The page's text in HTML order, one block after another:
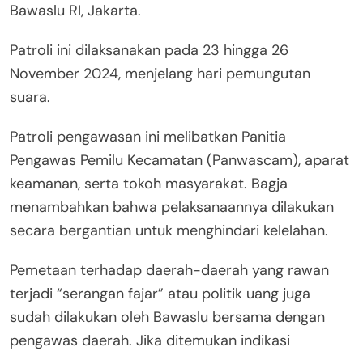
Bawaslu RI, Jakarta.
Patroli ini dilaksanakan pada 23 hingga 26
November 2024, menjelang hari pemungutan
suara.
Patroli pengawasan ini melibatkan Panitia
Pengawas Pemilu Kecamatan (Panwascam), aparat
keamanan, serta tokoh masyarakat. Bagja
menambahkan bahwa pelaksanaannya dilakukan
secara bergantian untuk menghindari kelelahan.
Pemetaan terhadap daerah-daerah yang rawan
terjadi “serangan fajar” atau politik uang juga
sudah dilakukan oleh Bawaslu bersama dengan
pengawas daerah. Jika ditemukan indikasi